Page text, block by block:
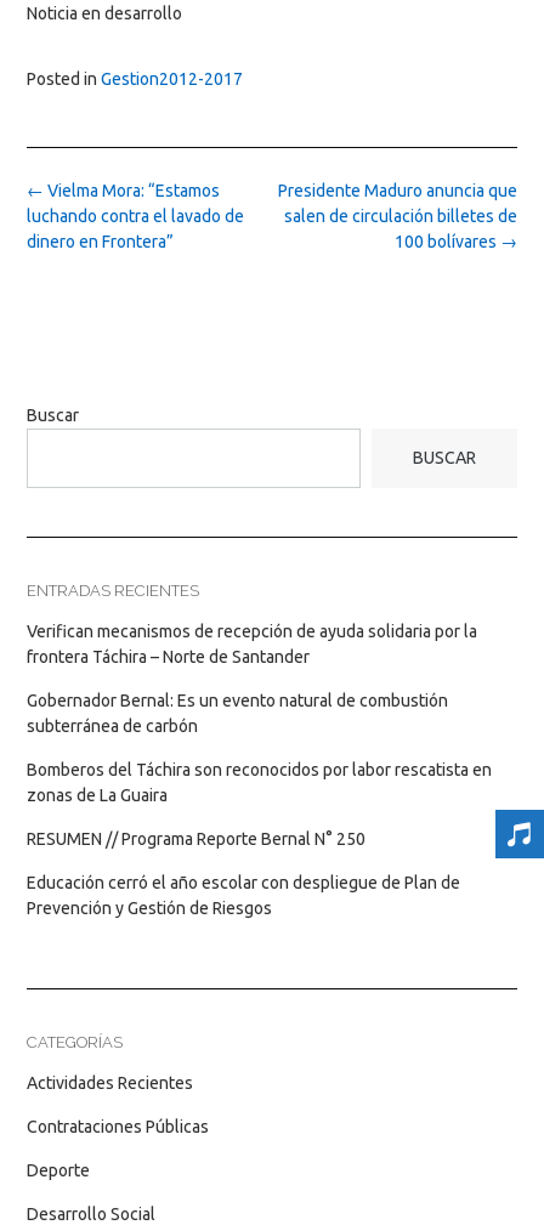
Noticia en desarrollo
Posted in Gestion2012-2017
Post
navigation
Presidente Maduro anuncia que
salen de circulación billetes de
100 bolívares →
← Vielma Mora: “Estamos
luchando contra el lavado de
dinero en Frontera”
Buscar
BUSCAR
ENTRADAS RECIENTES
Verifican mecanismos de recepción de ayuda solidaria por la
frontera Táchira – Norte de Santander
Gobernador Bernal: Es un evento natural de combustión
subterránea de carbón
Bomberos del Táchira son reconocidos por labor rescatista en
zonas de La Guaira
RESUMEN // Programa Reporte Bernal N° 250
Educación cerró el año escolar con despliegue de Plan de
Prevención y Gestión de Riesgos
CATEGORÍAS
Actividades Recientes
Contrataciones Públicas
Deporte
Desarrollo Social